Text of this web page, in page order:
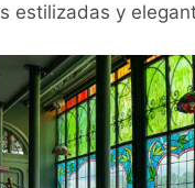
estilizadas y